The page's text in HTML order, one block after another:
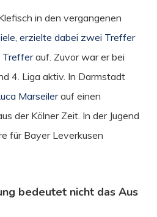
in den vergangenen
erzielte dabei zwei Treffer
Trefferauf. Zuvor war er bei
4. Liga aktiv. In Darmstadt
Marseilerauf einen
der Kölner Zeit. In der Jugend
für Bayer Leverkusen
bedeutet nicht das Aus